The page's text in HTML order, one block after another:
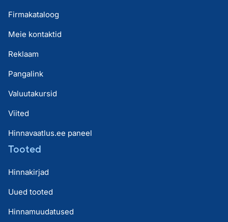
Firmakataloog
Meie kontaktid
Reklaam
Pangalink
Valuutakursid
Viited
Hinnavaatlus.ee paneel
Tooted
Hinnakirjad
Uued tooted
Hinnamuudatused